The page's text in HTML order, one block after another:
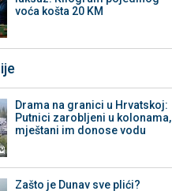
voća košta 20 KM
Drama na granici u Hrvatskoj:
Putnici zarobljeni u kolonama,
mještani im donose vodu
Zašto je Dunav sve plići?